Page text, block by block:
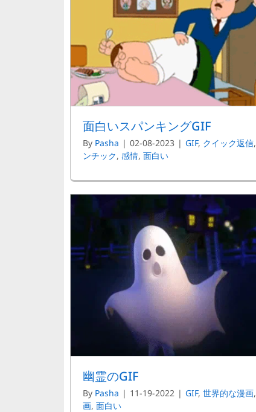
面白いスパンキングGIF
By Pasha | 02-08-2023 | GIF, クイック返信,
ンチック, 感情, 面白い
幽霊のGIF
By Pasha | 11-19-2022 | GIF, 世界的な漫画,
画, 面白い